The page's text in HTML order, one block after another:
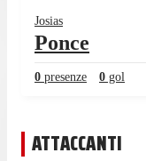
Josias
Ponce
0 presenze 0 gol
ATTACCANTI